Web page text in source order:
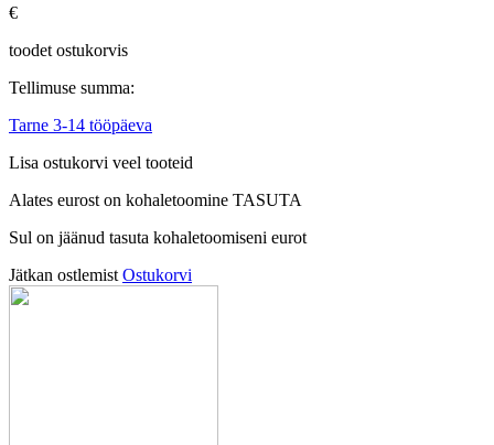
€
toodet ostukorvis
Tellimuse summa:
Tarne 3-14 tööpäeva
Lisa ostukorvi veel tooteid
Alates eurost on kohaletoomine TASUTA
Sul on jäänud tasuta kohaletoomiseni eurot
Jätkan ostlemist Ostukorvi